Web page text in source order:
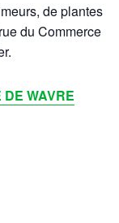
de plantes
du Commerce
WAVRE